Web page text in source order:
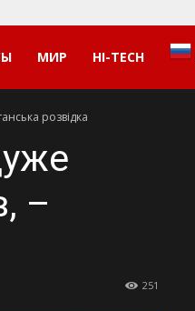
МИР HI-TECH
розвідка
–
251